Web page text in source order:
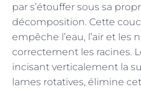
par s’étouffer sous sa
décomposition. Cette
empêche l’eau, l’air et les
correctement les racines.
incisant verticalement la
lames rotatives, élimine